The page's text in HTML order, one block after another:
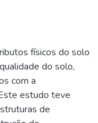
físicos do solo
do solo,
com a
estudo teve
de